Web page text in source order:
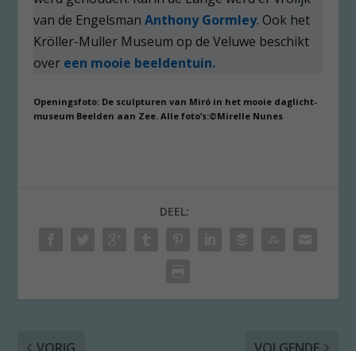
van de Engelsman Anthony Gormley. Ook het
Kröller-Muller Museum op de Veluwe beschikt
over een mooie beeldentuin.
Openingsfoto: De sculpturen van Miró in het mooie daglicht-
museum Beelden aan Zee. Alle foto’s:©Mirelle Nunes
DEEL: